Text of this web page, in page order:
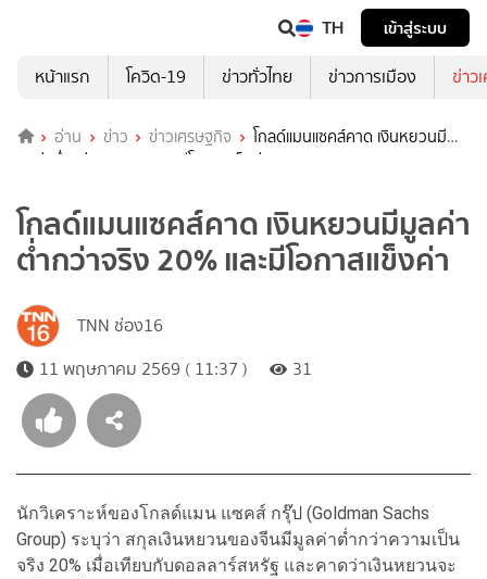
TH
เข้าสู่ระบบ
หน้าแรก
โควิด-19 ข่าวทั่วไทย ข่าวการเมือง ข่าว
อ่าน ข่าว ข่าวเศรษฐกิจ
โกลด์แมนแซคส์คาด เงินหยวนมี
มูลค่าต่ำกว่าจริง 20% และมีโอกาสแข็งค่า
โกลด์แมนแซคส์คาด เงินหยวนมีมูลค่า
ต่ำกว่าจริง 20% และมีโอกาสแข็งค่า
TNN ช่อง16
11 พฤษภาคม 2569 ( 11:37 )
31
นักวิเคราะห์ของโกลด์แมน แซคส์ กรุ๊ป (Goldman Sachs
Group) ระบุว่า สกุลเงินหยวนของจีนมีมูลค่าต่ำกว่าความเป็น
จริง 20% เมื่อเทียบกับดอลลาร์สหรัฐ และคาดว่าเงินหยวนจะ